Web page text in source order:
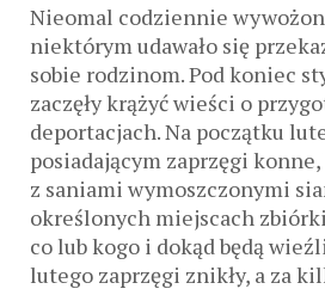
Nieomal codziennie
niektórym udawało się
sobie rodzinom. Pod koniec
zaczęły krążyć wieści o
deportacjach. Na początku
posiadającym zaprzęgi
z saniami wymoszczonymi
określonych miejscach
co lub kogo i dokąd będą
lutego zaprzęgi znikły, a za